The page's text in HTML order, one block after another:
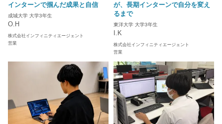
インターンで掴んだ成果と自信
成城大学 大学3年生
O.H
株式会社インフィニティエージェント
営業
が、長期インターンで自分を変え
るまで
東洋大学 大学3年生
I.K
株式会社インフィニティエージェント
営業